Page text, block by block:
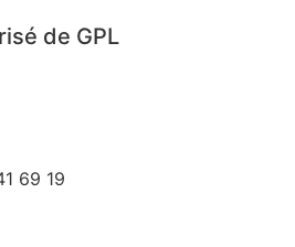
de GPL
69 19